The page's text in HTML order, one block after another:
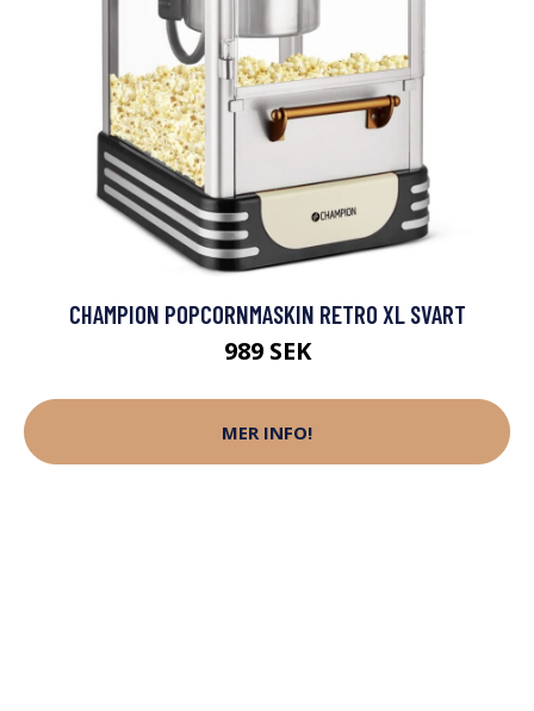
CHAMPION POPCORNMASKIN RETRO XL SVART
989 SEK
MER INFO!